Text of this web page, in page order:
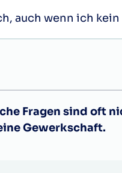
auch wenn ich
Fragen sind oft
Gewerkschaft.